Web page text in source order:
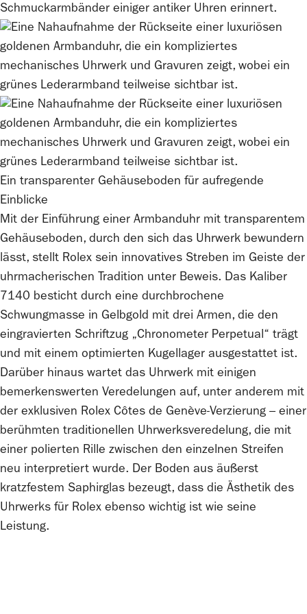
Schmuckarmbänder einiger antiker Uhren erinnert.
Ein transparenter Gehäuseboden für aufregende
Einblicke
Mit der Einführung einer Armbanduhr mit transparentem
Gehäuseboden, durch den sich das Uhrwerk bewundern
lässt, stellt Rolex sein innovatives Streben im Geiste der
uhrmacherischen Tradition unter Beweis. Das Kaliber
7140 besticht durch eine durchbrochene
Schwungmasse in Gelbgold mit drei Armen, die den
eingravierten Schriftzug „Chronometer Perpetual“ trägt
und mit einem optimierten Kugellager ausgestattet ist.
Darüber hinaus wartet das Uhrwerk mit einigen
bemerkenswerten Veredelungen auf, unter anderem mit
der exklusiven Rolex Côtes de Genève-Verzierung – einer
berühmten traditionellen Uhrwerksveredelung, die mit
einer polierten Rille zwischen den einzelnen Streifen
neu interpretiert wurde. Der Boden aus äußerst
kratzfestem Saphirglas bezeugt, dass die Ästhetik des
Uhrwerks für Rolex ebenso wichtig ist wie seine
Leistung.